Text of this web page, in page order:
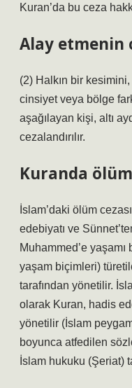
Kuran’da bu ceza
Alay etmenin
(2) Halkın bir kesimini,
cinsiyet veya bölge
aşağılayan kişi, altı
cezalandırılır.
Kuranda ölüm
İslam’daki ölüm
edebiyatı ve
Muhammed’e
yaşam biçimleri)
tarafından yönetilir.
olarak Kuran, hadis
yönetilir (İslam
boyunca atfedilen
İslam hukuku (Şeriat)